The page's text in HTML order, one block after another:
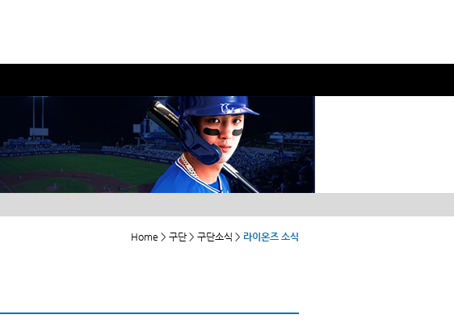
Home > 구단 > 구단소식 > 라이온즈 소식